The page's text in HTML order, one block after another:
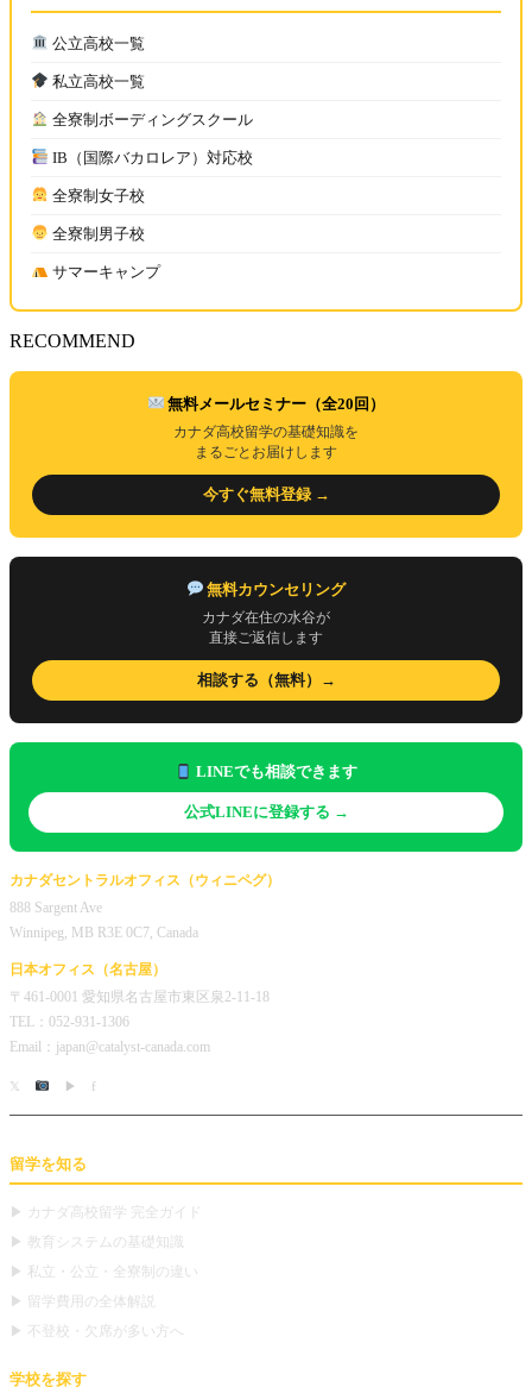
公立高校一覧
私立高校一覧
全寮制ボーディングスクール
IB（国際バカロレア）対応校
全寮制女子校
全寮制男子校
サマーキャンプ
RECOMMEND
無料メールセミナー（全20回）
カナダ高校留学の基礎知識を
まるごとお届けします
今すぐ無料登録 →
無料カウンセリング
カナダ在住の水谷が
直接ご返信します
相談する（無料）→
LINEでも相談できます
公式LINEに登録する →
カナダセントラルオフィス（ウィニペグ）
888 Sargent Ave
Winnipeg, MB R3E 0C7, Canada
日本オフィス（名古屋）
〒461-0001 愛知県名古屋市東区泉2-11-18
TEL：052-931-1306
Email：japan@catalyst-canada.com
𝕏 ▶ f
留学を知る
▶ カナダ高校留学 完全ガイド
▶ 教育システムの基礎知識
▶ 私立・公立・全寮制の違い
▶ 留学費用の全体解説
▶ 不登校・欠席が多い方へ
学校を探す